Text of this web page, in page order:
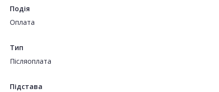
Подія
Оплата
Тип
Пiсляоплата
Підстава